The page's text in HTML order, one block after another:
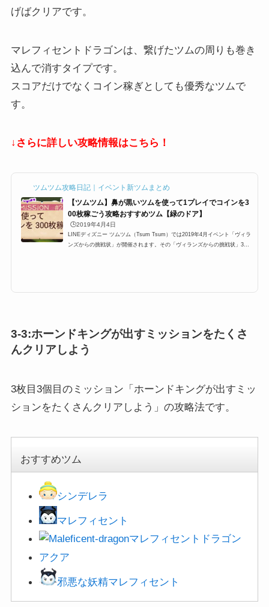
げばクリアです。
マレフィセントドラゴンは、繋げたツムの周りも巻き
込んで消すタイプです。
スコアだけでなくコイン稼ぎとしても優秀なツムで
す。
↓さらに詳しい攻略情報はこちら！
ツムツム攻略日記｜イベント新ツムまとめ
【ツムツム】鼻が黒いツムを使って1プレイでコインを3
00枚稼ごう攻略おすすめツム【緑のドア】
🕒️2019年4月4日
LINEディズニー ツムツム（Tsum Tsum）では2019年4月イベント「ヴィラ
ンズからの挑戦状」が開催されます。その「ヴィランズからの挑戦状」3枚
3-3:ホーンドキングが出すミッションをたくさ
んクリアしよう
3枚目3個目のミッション「ホーンドキングが出すミッ
ションをたくさんクリアしよう」の攻略法です。
おすすめツム
シンデレラ
マレフィセント
マレフィセントドラゴン
アクア
邪悪な妖精マレフィセント